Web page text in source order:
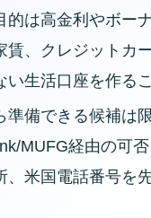
的は高金利やボー
賃、クレジットカ
い生活口座を作る
準備できる候補は
MUFG経由の可否
、米国電話番号を